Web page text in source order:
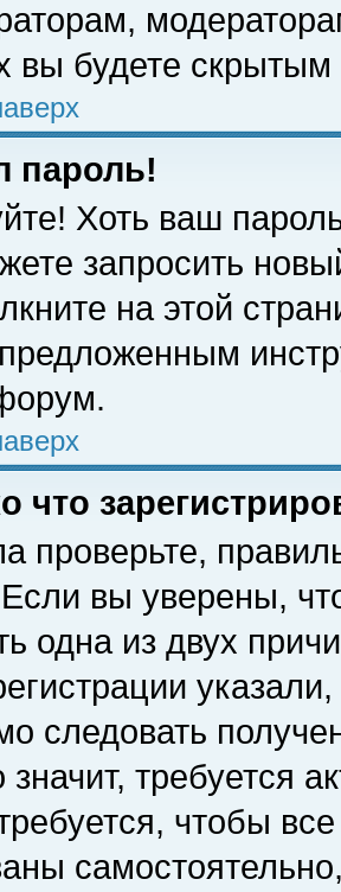
вы будете скрытым
пароль!
Хоть ваш
запросить
на этой
что
проверьте,
вы уверены,
одна из двух
следовать
значит, требуется
чтобы